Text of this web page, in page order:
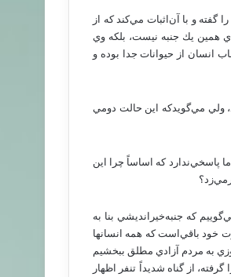
گفته‌ و با آن‌اثبات‌ مي‌كند كه‌ از
همين‌ يك‌ جنبه‌ نيست‌، بلكه‌ وي‌
انسان‌ از حيوانات‌ جدا بوده‌ و
ولي‌ مي‌گويدكه‌ اين‌ حالت‌ دومي‌
پاسخي‌ندارد كه‌ اساساً چرا اين‌
كه‌ جنبه‌خيرانديشي‌ بنا به‌
خود باقي‌است‌ كه‌ همه‌ انسانها
به‌ مردم‌ آزادي‌ مطلق‌ ببخشيم‌
از گناه‌ شديداً تنفر اظهار